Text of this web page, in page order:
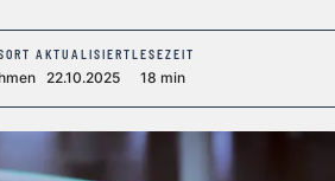
AKTUALISIERT
22.10.2025
LESEZEIT
18 min